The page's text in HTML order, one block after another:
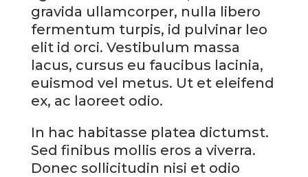
gravida ullamcorper, nulla libero
fermentum turpis, id pulvinar leo
elit id orci. Vestibulum massa
lacus, cursus eu faucibus lacinia,
euismod vel metus. Ut et eleifend
ex, ac laoreet odio.
In hac habitasse platea dictumst.
Sed finibus mollis eros a viverra.
Donec sollicitudin nisi et odio